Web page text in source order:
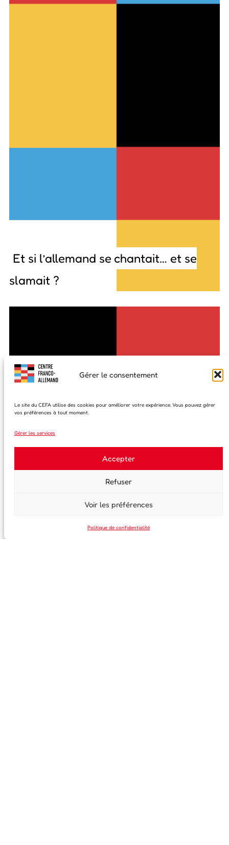
Gérer le consentement
Le site du CEFA utilise des cookies pour améliorer votre expérience. Vous pouvez gérer
vos préférences à tout moment.
Gérer les services
Accepter
Refuser
Voir les préférences
Politique de confidentialité
Et si l’allemand se chantait… et se
slamait ?